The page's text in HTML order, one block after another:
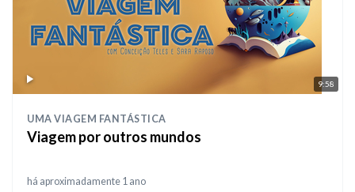
9:58
UMA VIAGEM FANTÁSTICA
Viagem por outros mundos
há aproximadamente 1 ano